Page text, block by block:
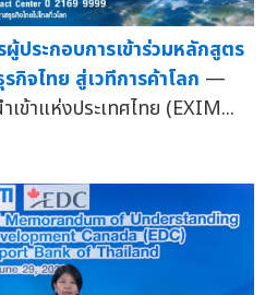
ประกอบการเข้าร่วมหลักสูตร
กิจไทย สู่เวทีการค้าโลก —
เข้าแห่งประเทศไทย (EXIM...